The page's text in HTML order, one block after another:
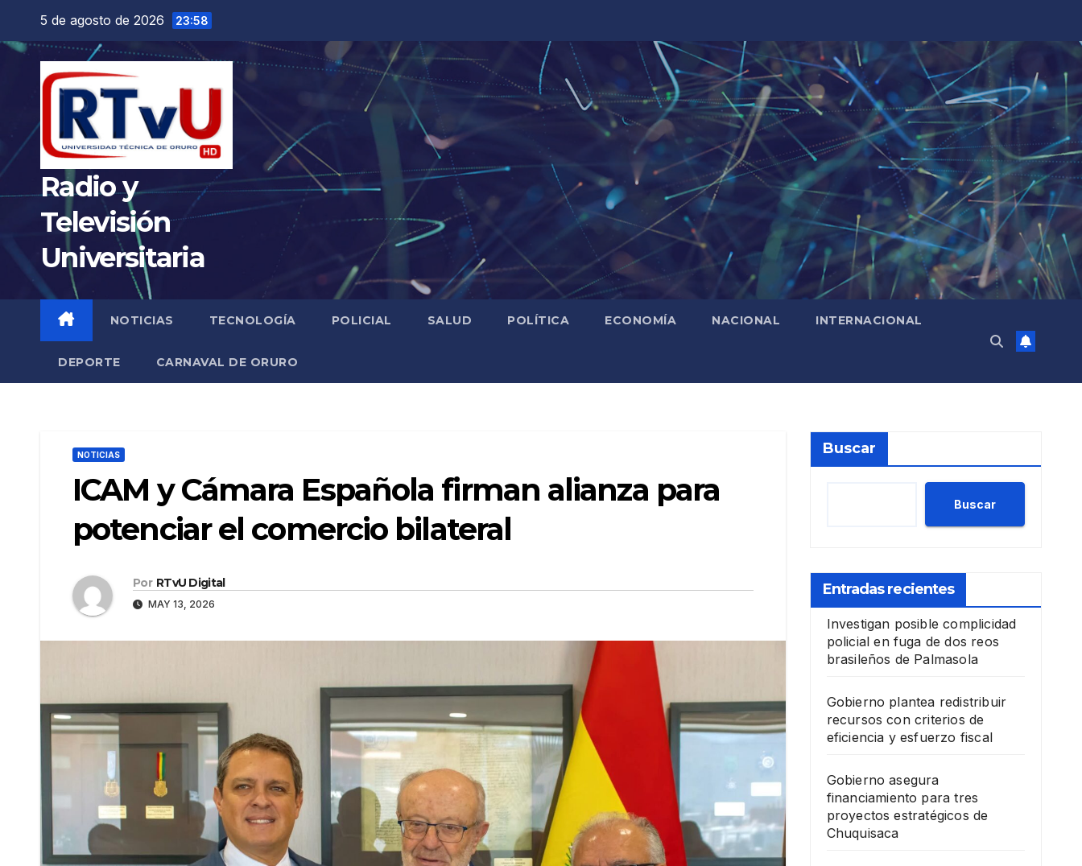
contenido
5 de agosto de 2026 23:58
Radio y
Televisión
Universitaria
NOTICIAS TECNOLOGÍA POLICIAL SALUD POLÍTICA ECONOMÍA NACIONAL INTERNACIONAL
DEPORTE CARNAVAL DE ORURO
NOTICIAS
ICAM y Cámara Española firman alianza para
potenciar el comercio bilateral
Por RTvU Digital
MAY 13, 2026
Buscar
Buscar
Entradas recientes
Investigan posible complicidad
policial en fuga de dos reos
brasileños de Palmasola
Gobierno plantea redistribuir
recursos con criterios de
eficiencia y esfuerzo fiscal
Gobierno asegura
financiamiento para tres
proyectos estratégicos de
Chuquisaca